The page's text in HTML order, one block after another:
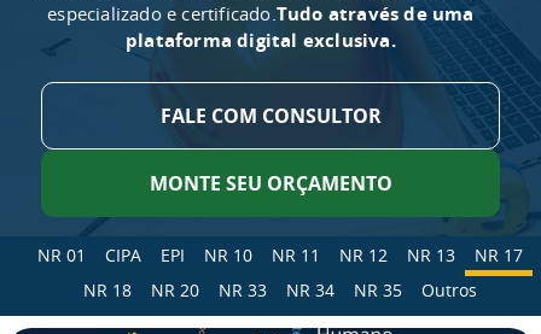
especializado e certificado.Tudo através de uma
plataforma digital exclusiva.
FALE COM CONSULTOR
MONTE SEU ORÇAMENTO
NR 01 CIPA EPI NR 10 NR 11 NR 12 NR 13
NR 17
NR 18
NR 20 NR 33 NR 34 NR 35 Outros